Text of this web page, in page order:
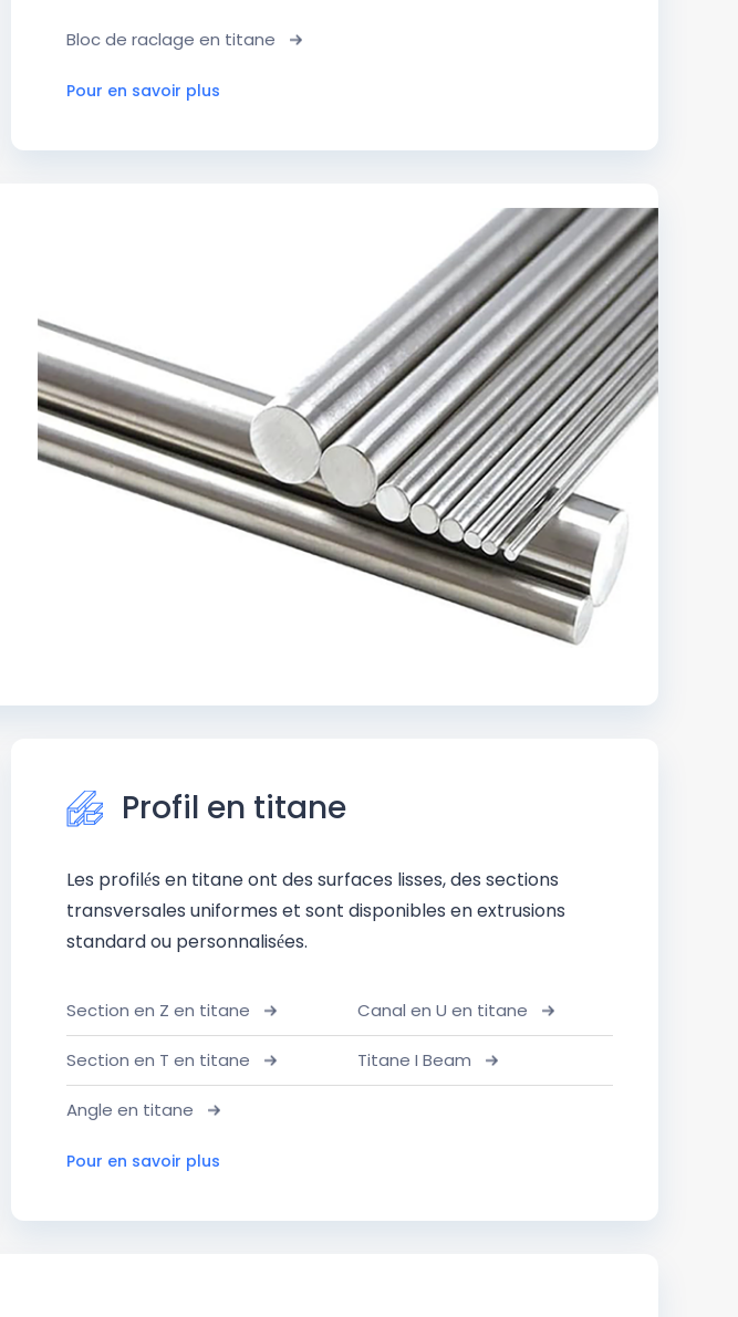
Bloc de raclage en titane
Pour en savoir plus
Profil en titane
Les profilés en titane ont des surfaces lisses, des sections
transversales uniformes et sont disponibles en extrusions
standard ou personnalisées.
Section en Z en titane Canal en U en titane
Section en T en titane Titane I Beam
Angle en titane
Pour en savoir plus